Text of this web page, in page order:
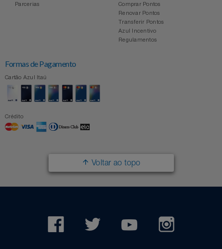
Parcerias
Comprar Pontos
Renovar Pontos
Transferir Pontos
Azul Incentivo
Regulamentos
Formas de Pagamento
Cartão Azul Itaú
Crédito
Voltar ao topo